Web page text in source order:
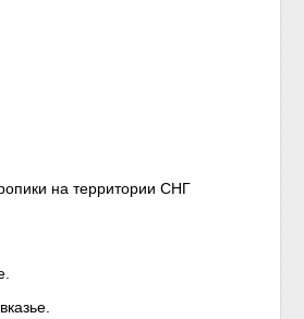
на территории СНГ